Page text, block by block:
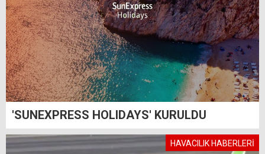
'SUNEXPRESS HOLIDAYS' KURULDU
HAVACILIK HABERLERİ